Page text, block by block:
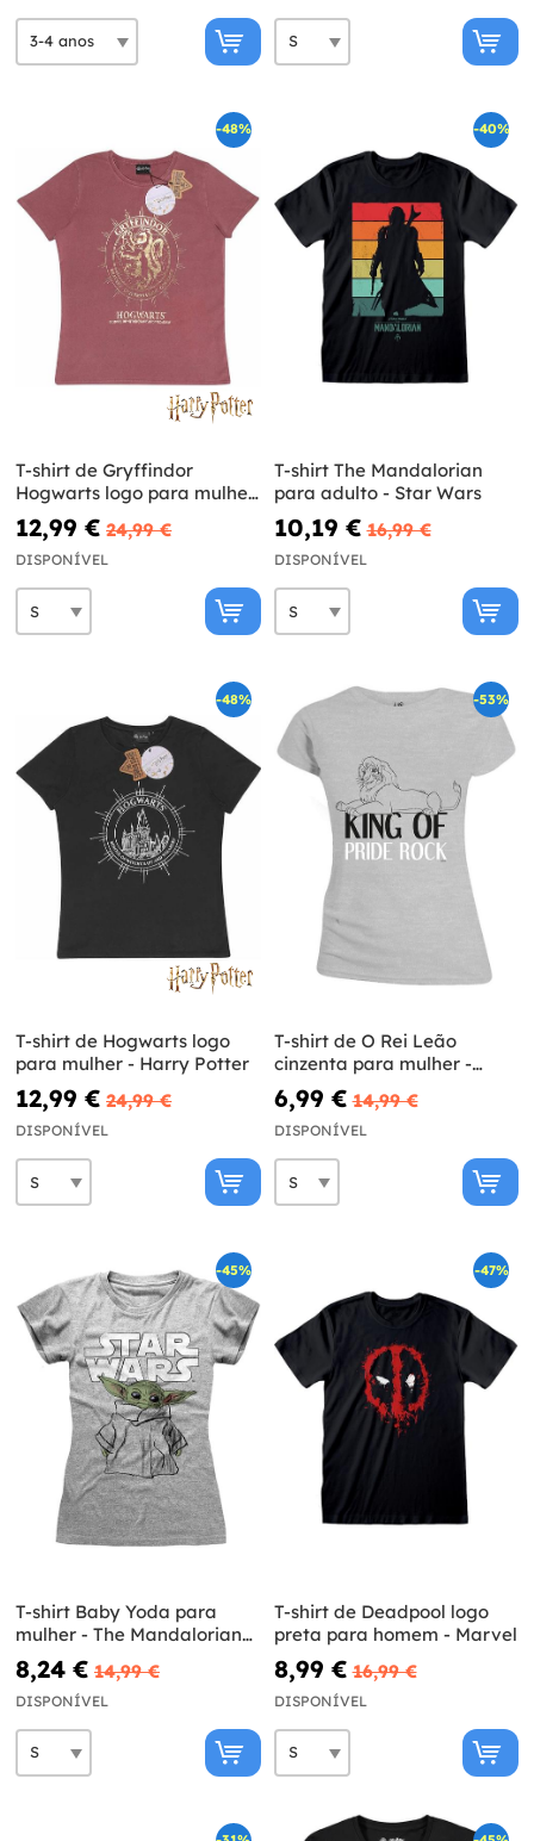
-48%
T-shirt de Gryffindor
Hogwarts logo para mulher
- Harry Potter
12,99 € 24,99 €
DISPONÍVEL
-40%
T-shirt The Mandalorian
para adulto - Star Wars
10,19 € 16,99 €
DISPONÍVEL
-48%
T-shirt de Hogwarts logo
para mulher - Harry Potter
12,99 € 24,99 €
DISPONÍVEL
-53%
T-shirt de O Rei Leão
cinzenta para mulher -
Disney
6,99 € 14,99 €
DISPONÍVEL
-45%
T-shirt Baby Yoda para
mulher - The Mandalorian
Star Wars
8,24 € 14,99 €
DISPONÍVEL
-47%
T-shirt de Deadpool logo
preta para homem - Marvel
8,99 € 16,99 €
DISPONÍVEL